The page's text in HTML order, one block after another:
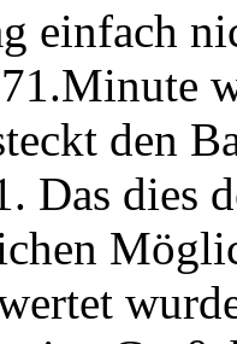
einfach
den
Das dies